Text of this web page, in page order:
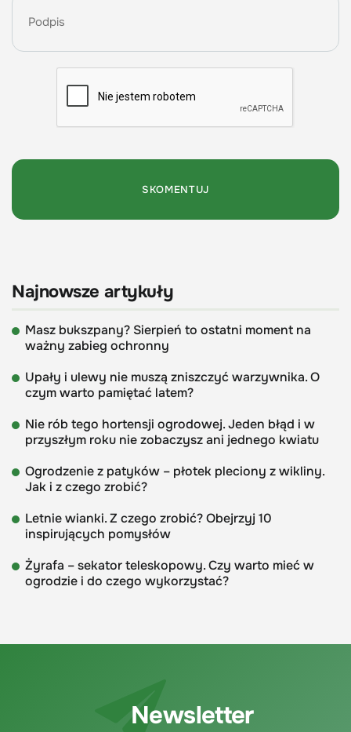
Najnowsze artykuły
Masz bukszpany? Sierpień to ostatni moment na
ważny zabieg ochronny
Upały i ulewy nie muszą zniszczyć warzywnika. O
czym warto pamiętać latem?
Nie rób tego hortensji ogrodowej. Jeden błąd i w
przyszłym roku nie zobaczysz ani jednego kwiatu
Ogrodzenie z patyków – płotek pleciony z wikliny.
Jak i z czego zrobić?
Letnie wianki. Z czego zrobić? Obejrzyj 10
inspirujących pomysłów
Żyrafa – sekator teleskopowy. Czy warto mieć w
ogrodzie i do czego wykorzystać?
Newsletter